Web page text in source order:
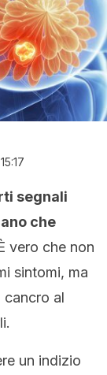
segnali
che
vero che non
sintomi, ma
cancro al
un indizio